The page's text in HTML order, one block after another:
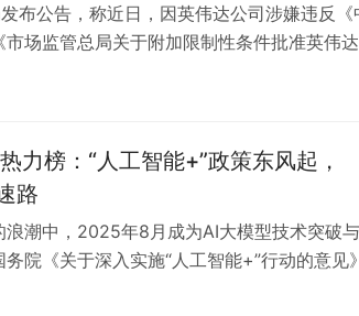
布公告，称近日，因英伟达公司涉嫌违反《
场监管总局关于附加限制性条件批准英伟
案反垄断审查决…
力榜：“人工智能+”政策东风起，
路
潮中，2025年8月成为AI大模型技术突破
院《关于深入实施“人工智能+”行动的意见
强劲动…